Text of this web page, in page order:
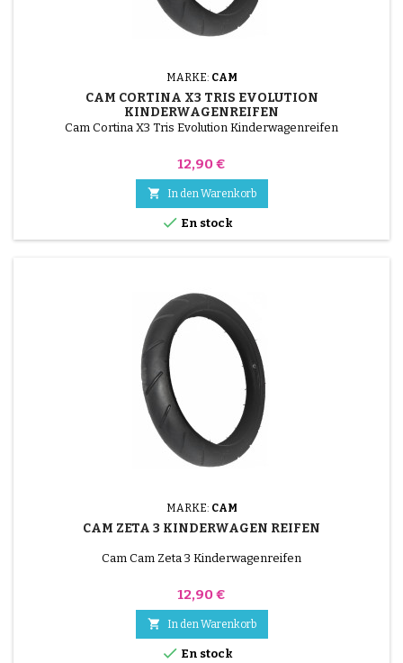
MARKE: CAM
CAM CORTINA X3 TRIS EVOLUTION
KINDERWAGENREIFEN
Cam Cortina X3 Tris Evolution Kinderwagenreifen
Preis
12,90 €
 In den Warenkorb
 En stock
MARKE: CAM
CAM ZETA 3 KINDERWAGEN REIFEN
Cam Cam Zeta 3 Kinderwagenreifen
Preis
12,90 €
 In den Warenkorb
 En stock